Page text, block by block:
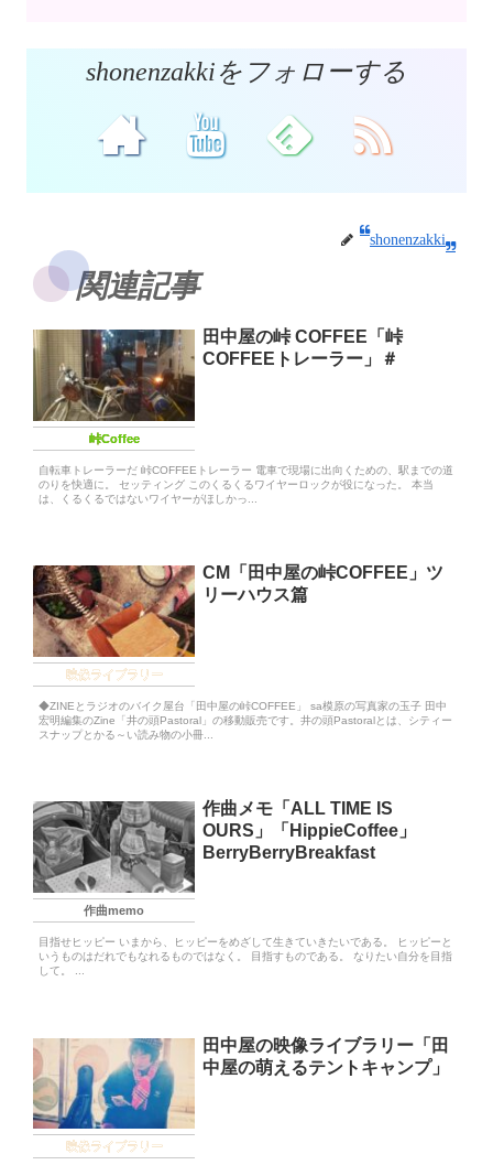
shonenzakkiをフォローする
shonenzakki
関連記事
峠Coffee
田中屋の峠 COFFEE「峠
COFFEEトレーラー」＃
自転車トレーラーだ 峠COFFEEトレーラー 電車で現場に出向くための、駅までの道
のりを快適に。 セッティング このくるくるワイヤーロックが役になった。 本当
は、くるくるではないワイヤーがほしかっ...
映像ライブラリー
CM「田中屋の峠COFFEE」ツ
リーハウス篇
◆ZINEとラジオのバイク屋台「田中屋の峠COFFEE」 sa模原の写真家の玉子 田中
宏明編集のZine「井の頭Pastoral」の移動販売です。井の頭Pastoralとは、シティー
スナップとかる～い読み物の小冊...
作曲memo
作曲メモ「ALL TIME IS
OURS」「HippieCoffee」
BerryBerryBreakfast
目指せヒッピー いまから、ヒッピーをめざして生きていきたいである。 ヒッピーと
いうものはだれでもなれるものではなく。 目指すものである。 なりたい自分を目指
して。 ...
映像ライブラリー
田中屋の映像ライブラリー「田
中屋の萌えるテントキャンプ」